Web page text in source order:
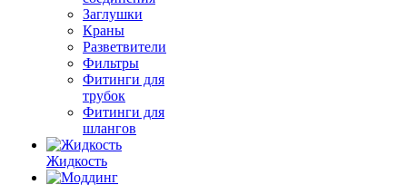
Заглушки
Краны
Разветвители
Фильтры
Фитинги для
трубок
Фитинги для
шлангов
Жидкость